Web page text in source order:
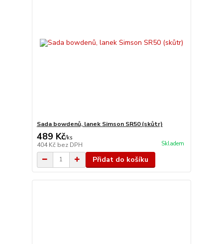
Sada bowdenů, lanek Simson SR50 (skůtr)
489 Kč/ks
404 Kč bez DPH Skladem
Přidat do košíku